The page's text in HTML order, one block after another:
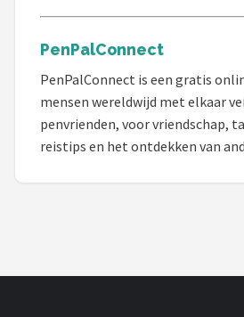
PenPalConnect
PenPalConnect is een gratis
mensen wereldwijd met elkaar
penvrienden, voor vriendschap,
reistips en het ontdekken van